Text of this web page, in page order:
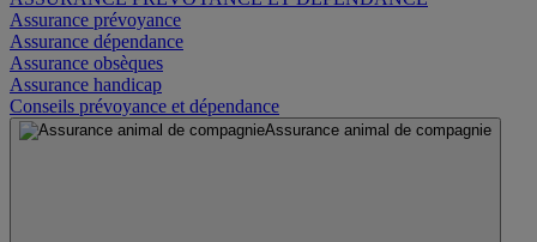
Assurance prévoyance
Assurance dépendance
Assurance obsèques
Assurance handicap
Conseils prévoyance et dépendance
Assurance animal de compagnie